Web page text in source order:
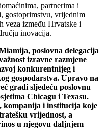
partnerima i
gostoprimstvu, vrijednim
veza između Hrvatske i
inovacija.
poslovna delegacija
izravne razmjene
konkurentnijeg i
gospodarstva. Upravo na
gradi sljedeću poslovnu
Chicagu i Texasu.
kompanija i institucija koje
vrijednost, a
u njegovu daljnjem